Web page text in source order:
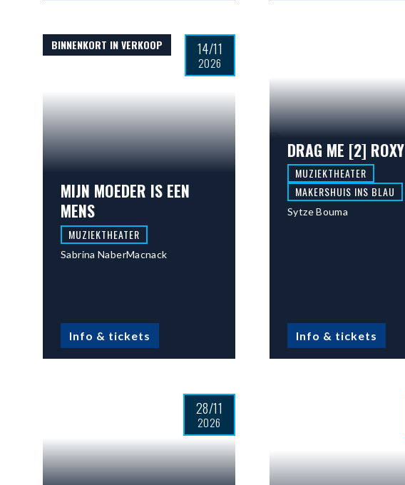
BINNENKORT IN VERKOOP 14/11
2026
MIJN MOEDER IS EEN
MENS
MUZIEKTHEATER
Sabrina NaberMacnack
Info & tickets
DRAG ME [2] ROXY
MUZIEKTHEATER
MAKERSHUIS INS BLAU
Sytze Bouma
Info & tickets
28/11
2026